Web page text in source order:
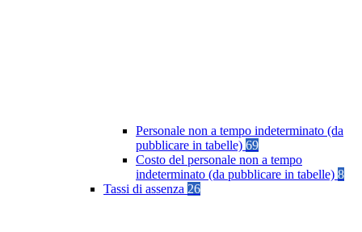
Personale non a tempo indeterminato (da
pubblicare in tabelle) 69
Costo del personale non a tempo
indeterminato (da pubblicare in tabelle) 8
Tassi di assenza 26